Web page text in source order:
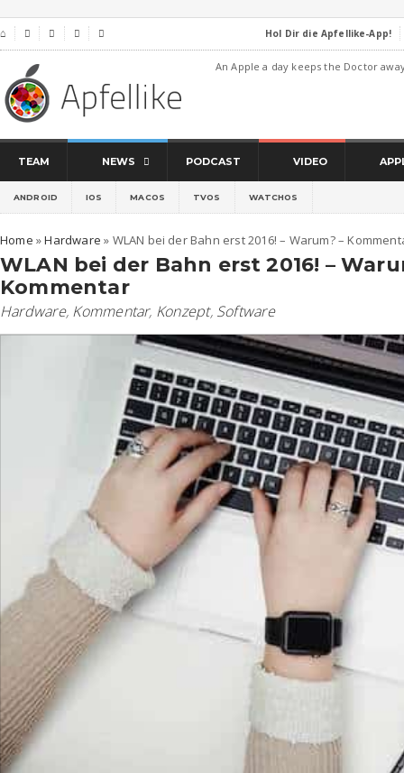
⌂     Hol Dir die Apfellike-App!
An Apple a day keeps the Doctor
TEAM NEWS PODCAST VIDEO
ANDROID IOS MACOS TVOS WATCHOS
Home »Hardware » WLAN bei der Bahn erst 2016! – Warum? –
WLAN bei der Bahn erst 2016! –
Kommentar
Hardware, Kommentar, Konzept, Software